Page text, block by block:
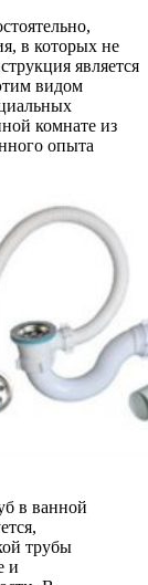
в которых не
является
видом
комнате из
опыта
в ванной
трубы
и